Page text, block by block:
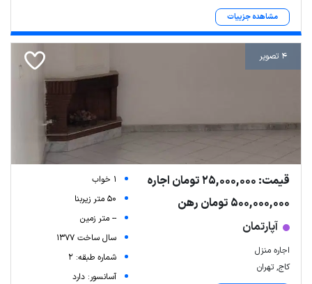
مشاهده جزییات
4 تصویر
قیمت: 25,000,000 تومان اجاره
500,000,000 تومان رهن
آپارتمان
اجاره منزل
کاج, تهران
1 خواب
50 متر زیربنا
-- متر زمین
سال ساخت 1377
شماره طبقه: 2
آسانسور: دارد